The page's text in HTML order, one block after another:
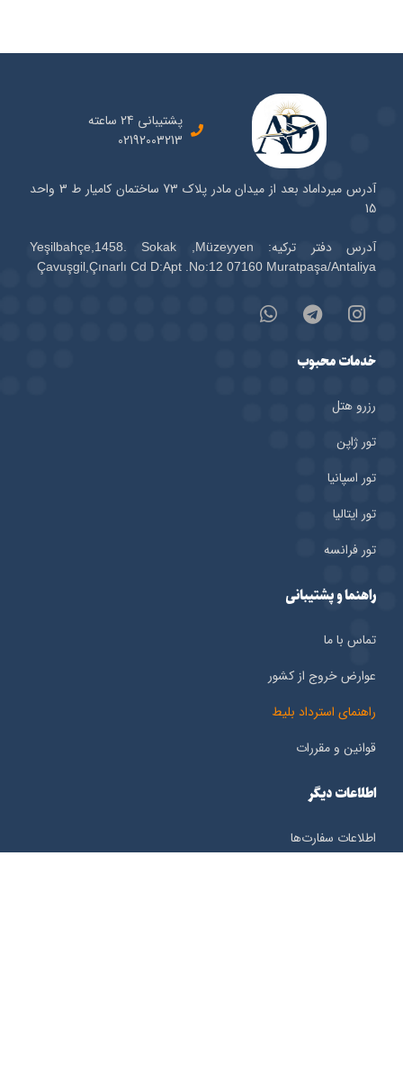
پشتیبانی 24 ساعته
02192003213
آدرس میرداماد بعد از میدان مادر پلاک 73 ساختمان کامیار ط 3 واحد
15
آدرس دفتر ترکیه: Yeşilbahçe,1458. Sokak ,Müzeyyen
Çavuşgil,Çınarlı Cd D:Apt .No:12 07160 Muratpaşa/Antaliya
خدمات محبوب
رزرو هتل‌
تور ژاپن
تور اسپانیا
تور ایتالیا
تور فرانسه
راهنما و پشتیبانی
تماس با ما
عوارض خروج از کشور
راهنمای استرداد بلیط
قوانین و مقررات
اطلاعات دیگر
اطلاعات سفارت‌ها